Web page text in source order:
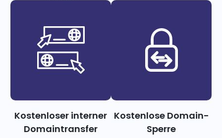
Kostenloser interner
Domaintransfer
Kostenlose Domain-
Sperre